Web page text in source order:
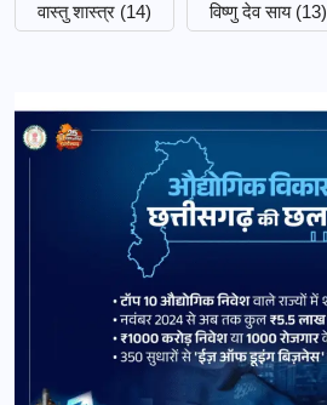
वास्तु शास्त्र (14) विष्णु देव साय (13)